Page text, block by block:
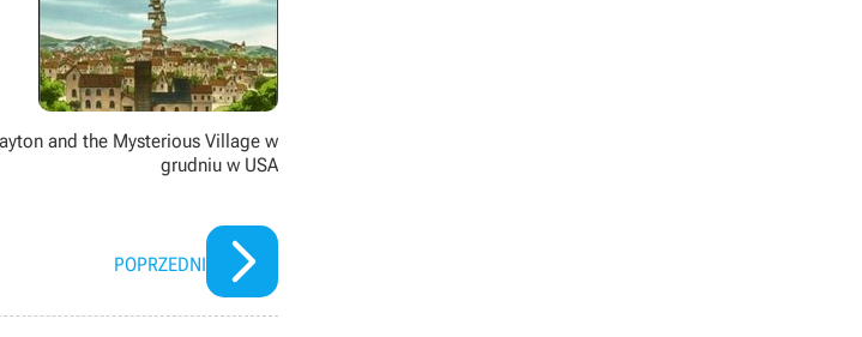
and the Mysterious Village w
grudniu w USA
POPRZEDNI